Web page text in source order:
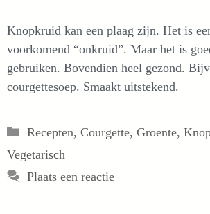
Knopkruid kan een plaag zijn. Het is
voorkomend “onkruid”. Maar het is
gebruiken. Bovendien heel gezond.
courgettesoep. Smaakt uitstekend.
Categorieën
Recepten, Courgette, Groente,
Vegetarisch
Plaats een reactie